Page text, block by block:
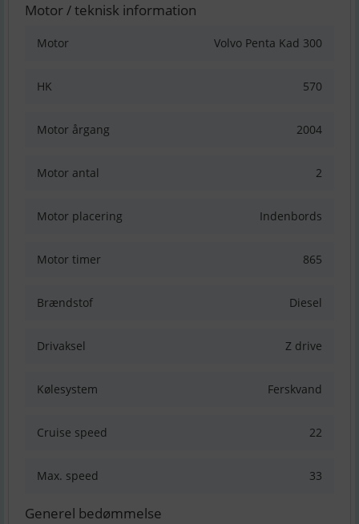
Motor / teknisk information
Motor Volvo Penta Kad 300
HK 570
Motor årgang 2004
Motor antal 2
Motor placering Indenbords
Motor timer 865
Brændstof Diesel
Drivaksel Z drive
Kølesystem Ferskvand
Cruise speed 22
Max. speed 33
Generel bedømmelse